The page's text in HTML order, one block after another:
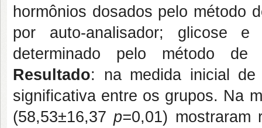
hormônios dosados pelo método
por auto-analisador; glicose
determinado pelo método de
Resultado: na medida inicial de
significativa entre os grupos. Na
(58,53±16,37p=0,01) mostraram